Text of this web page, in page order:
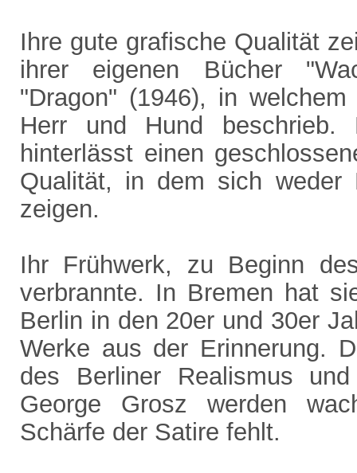
Ihre gute grafische Qualität
ihrer eigenen Bücher
"Dragon" (1946), in
Herr und Hund beschrieb.
hinterlässt einen
Qualität, in dem sich weder
zeigen.
Ihr Frühwerk, zu Beginn
verbrannte. In Bremen hat
Berlin in den 20er und 30er
Werke aus der Erinnerung.
des Berliner Realismus
George Grosz werden
Schärfe der Satire fehlt.